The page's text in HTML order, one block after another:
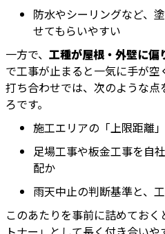
防水やシーリングなど、
せてもらいやすい
一方で、 工種が屋根・外壁に偏
で工事が止まると一気に手が
打ち合わせでは、次のような
ろです。
施工エリアの「上限距離
足場工事や板金工事を自
配か
雨天中止の判断基準と、
このあたりを事前に詰めてお